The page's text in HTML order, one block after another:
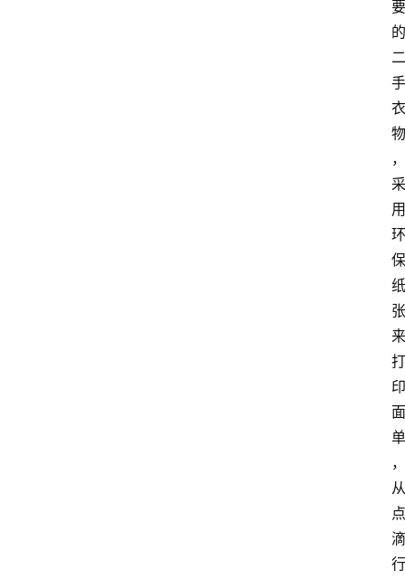
要
的
二
手
衣
物
，
采
用
环
保
纸
张
来
打
印
面
单
，
从
点
滴
行